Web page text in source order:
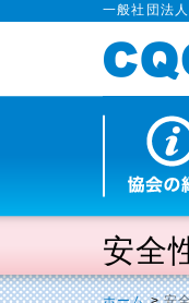
一般社団法
安全